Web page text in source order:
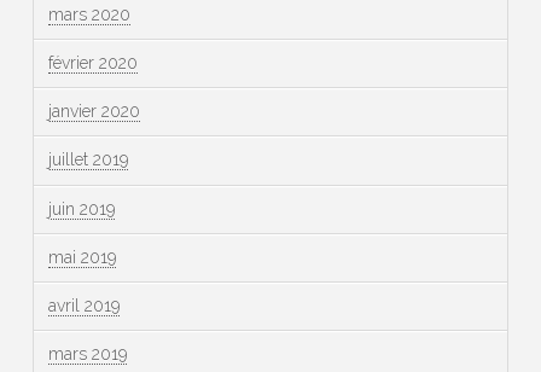
mars 2020
février 2020
janvier 2020
juillet 2019
juin 2019
mai 2019
avril 2019
mars 2019